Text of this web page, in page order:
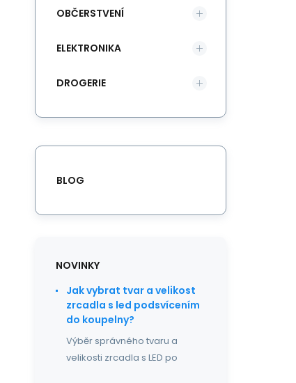
OBČERSTVENÍ
ELEKTRONIKA
DROGERIE
BLOG
NOVINKY
Jak vybrat tvar a velikost
zrcadla s led podsvícením
do koupelny?
Výběr správného tvaru a
velikosti zrcadla s LED po